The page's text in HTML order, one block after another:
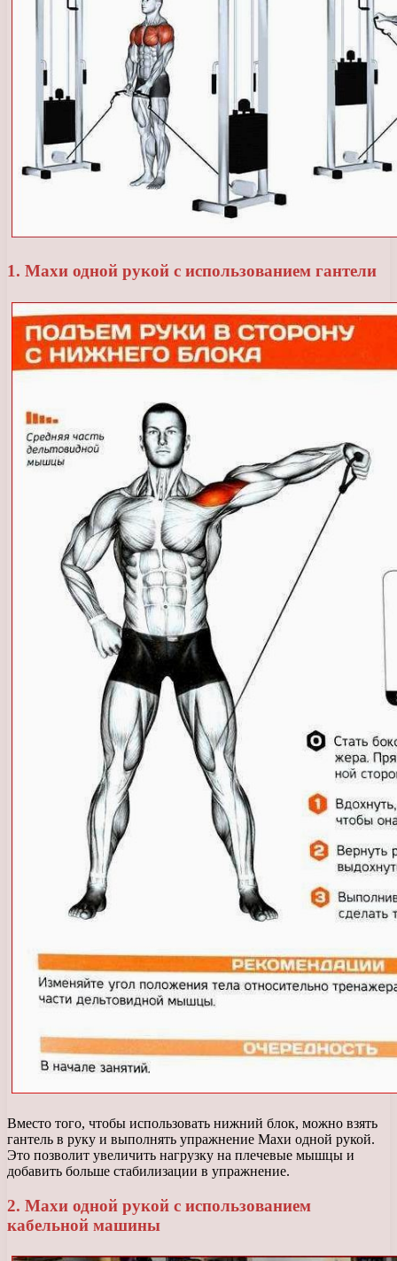
1. Махи одной рукой с использованием гантели
Вместо того, чтобы использовать нижний блок, можно взять
гантель в руку и выполнять упражнение Махи одной рукой.
Это позволит увеличить нагрузку на плечевые мышцы и
добавить больше стабилизации в упражнение.
2. Махи одной рукой с использованием
кабельной машины